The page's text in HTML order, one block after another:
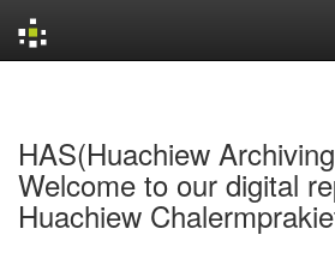
HAS(Huachiew
Welcome to our digital
Huachiew